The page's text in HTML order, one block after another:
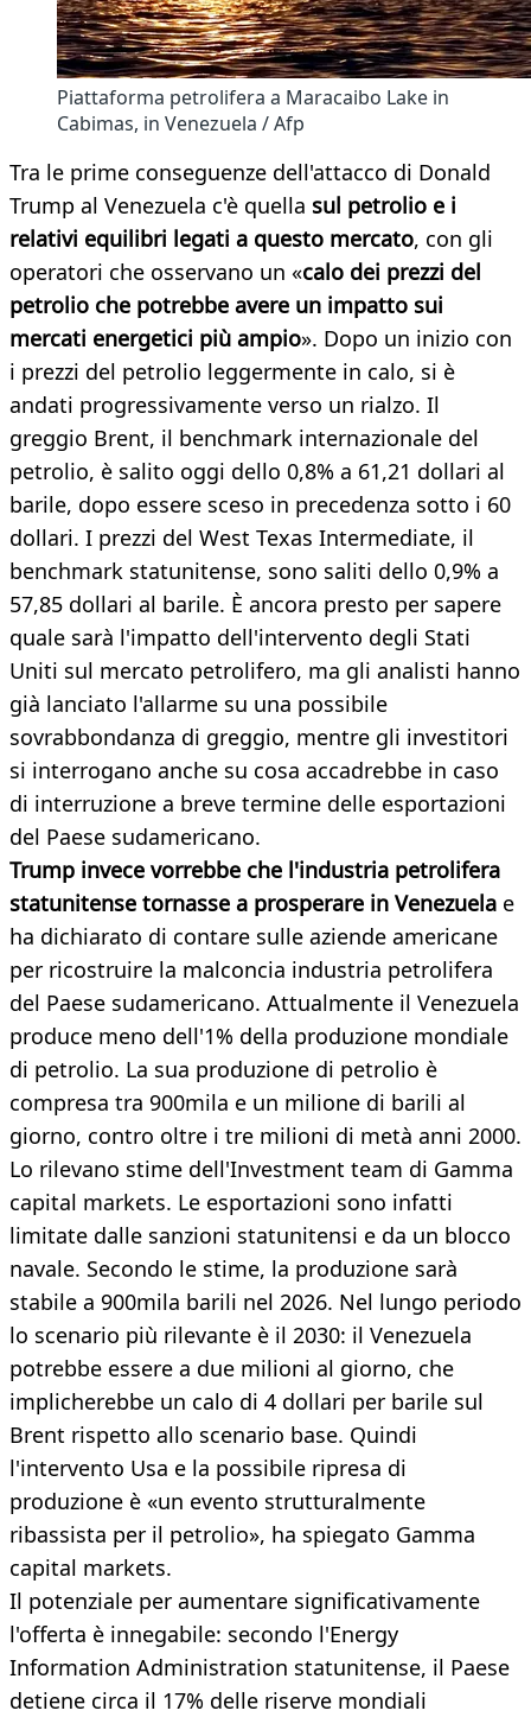
Piattaforma petrolifera a Maracaibo Lake in
Cabimas, in Venezuela / Afp
Tra le prime conseguenze dell'attacco di Donald
Trump al Venezuela c'è quella sul petrolio e i
relativi equilibri legati a questo mercato, con gli
operatori che osservano un «calo dei prezzi del
petrolio che potrebbe avere un impatto sui
mercati energetici più ampio». Dopo un inizio con
i prezzi del petrolio leggermente in calo, si è
andati progressivamente verso un rialzo. Il
greggio Brent, il benchmark internazionale del
petrolio, è salito oggi dello 0,8% a 61,21 dollari al
barile, dopo essere sceso in precedenza sotto i 60
dollari. I prezzi del West Texas Intermediate, il
benchmark statunitense, sono saliti dello 0,9% a
57,85 dollari al barile. È ancora presto per sapere
quale sarà l'impatto dell'intervento degli Stati
Uniti sul mercato petrolifero, ma gli analisti hanno
già lanciato l'allarme su una possibile
sovrabbondanza di greggio, mentre gli investitori
si interrogano anche su cosa accadrebbe in caso
di interruzione a breve termine delle esportazioni
del Paese sudamericano.
Trump invece vorrebbe che l'industria petrolifera
statunitense tornasse a prosperare in Venezuela e
ha dichiarato di contare sulle aziende americane
per ricostruire la malconcia industria petrolifera
del Paese sudamericano. Attualmente il Venezuela
produce meno dell'1% della produzione mondiale
di petrolio. La sua produzione di petrolio è
compresa tra 900mila e un milione di barili al
giorno, contro oltre i tre milioni di metà anni 2000.
Lo rilevano stime dell'Investment team di Gamma
capital markets. Le esportazioni sono infatti
limitate dalle sanzioni statunitensi e da un blocco
navale. Secondo le stime, la produzione sarà
stabile a 900mila barili nel 2026. Nel lungo periodo
lo scenario più rilevante è il 2030: il Venezuela
potrebbe essere a due milioni al giorno, che
implicherebbe un calo di 4 dollari per barile sul
Brent rispetto allo scenario base. Quindi
l'intervento Usa e la possibile ripresa di
produzione è «un evento strutturalmente
ribassista per il petrolio», ha spiegato Gamma
capital markets.
Il potenziale per aumentare significativamente
l'offerta è innegabile: secondo l'Energy
Information Administration statunitense, il Paese
detiene circa il 17% delle riserve mondiali